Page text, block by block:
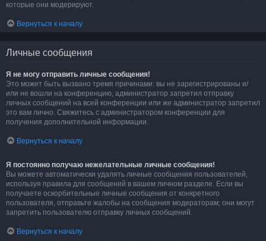
которые они модерируют.
Вернуться к началу
Личные сообщения
Я не могу отправить личные сообщения!
Это может быть вызвано тремя причинами: вы не зарегистрированы и/
или не вошли на конференцию, администратор запретил отправку
личных сообщений на всей конференции или же администратор запретил
это вам лично. Свяжитесь с администратором конференции для
получения дополнительной информации.
Вернуться к началу
Я постоянно получаю нежелательные личные сообщения!
Вы можете автоматически удалять личные сообщения пользователей,
используя правила для сообщений в вашем личном разделе. Если вы
получаете оскорбительные личные сообщения от конкретного
пользователя, отправьте жалобы на сообщения модераторам; они могут
запретить пользователю отправку личных сообщений.
Вернуться к началу